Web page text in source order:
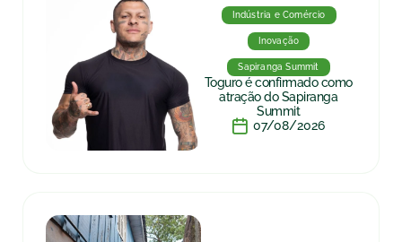
Indústria e Comércio
Inovação
Sapiranga Summit
Toguro é confirmado como
atração do Sapiranga
Summit
07/08/2026